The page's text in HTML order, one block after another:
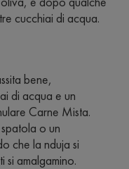
cucchiai di acqua.
bene,
di acqua e un
Carne Mista.
o un
che la nduja si
si amalgamino.